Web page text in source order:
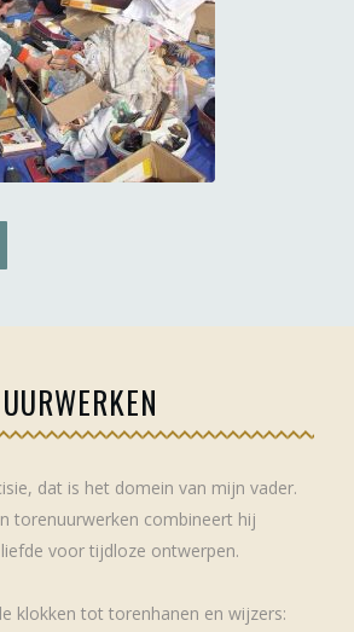
dat is het domein van mijn vader.
torenuurwerken combineert hij
voor tijdloze ontwerpen.
klokken tot torenhanen en wijzers: